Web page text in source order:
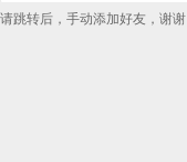
请跳转后，手动添加好友，谢谢